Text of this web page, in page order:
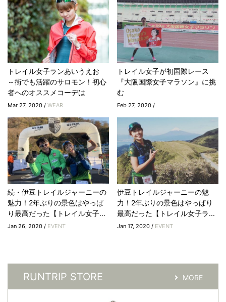
トレイル女子ランあいうえお
～街でも活躍のサロモン！初心
者へのオススメコーデは
Mar 27, 2020 / WEAR
トレイル女子が初国際レース
『大阪国際女子マラソン』に挑
む
Feb 27, 2020 /
続・伊豆トレイルジャーニーの
魅力！2年ぶりの景色はやっぱ
り最高だった【トレイル女子...
Jan 26, 2020 / EVENT
伊豆トレイルジャーニーの魅
力！2年ぶりの景色はやっぱり
最高だった【トレイル女子ラ...
Jan 17, 2020 / EVENT
RUNTRIP STORE MORE